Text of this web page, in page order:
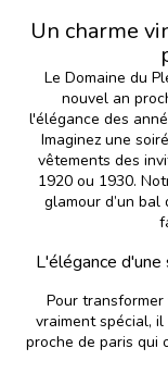
Un charme
Le Domaine du
nouvel an
l'élégance des
Imaginez une
vêtements des
1920 ou 1930.
glamour d’un bal
L'élégance
Pour
vraiment spécial,
proche de paris qui